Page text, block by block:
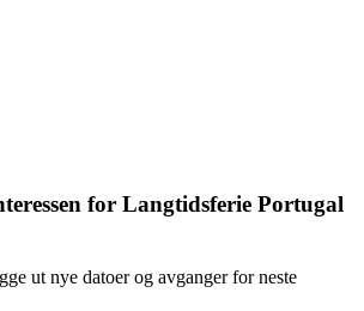
for Langtidsferie Portugal
ut nye datoer og avganger for neste